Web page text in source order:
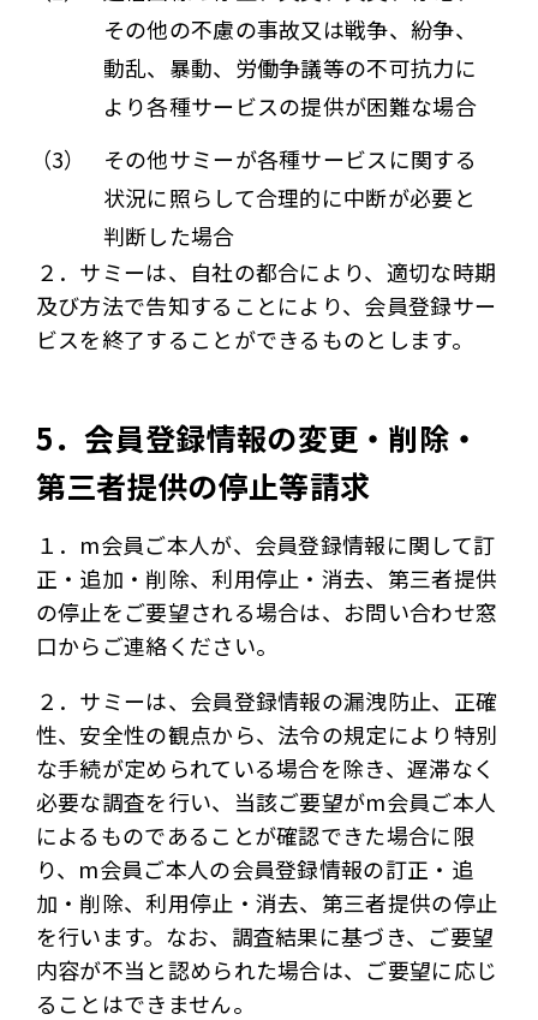
その他の不慮の事故又は戦争、紛争、
動乱、暴動、労働争議等の不可抗力に
より各種サービスの提供が困難な場合
（3）
その他サミーが各種サービスに関する
状況に照らして合理的に中断が必要と
判断した場合
２．サミーは、自社の都合により、適切な時期
及び方法で告知することにより、会員登録サー
ビスを終了することができるものとします。
5．会員登録情報の変更・削除・
第三者提供の停止等請求
１．m会員ご本人が、会員登録情報に関して訂
正・追加・削除、利用停止・消去、第三者提供
の停止をご要望される場合は、お問い合わせ窓
口からご連絡ください。
２．サミーは、会員登録情報の漏洩防止、正確
性、安全性の観点から、法令の規定により特別
な手続が定められている場合を除き、遅滞なく
必要な調査を行い、当該ご要望がm会員ご本人
によるものであることが確認できた場合に限
り、m会員ご本人の会員登録情報の訂正・追
加・削除、利用停止・消去、第三者提供の停止
を行います。なお、調査結果に基づき、ご要望
内容が不当と認められた場合は、ご要望に応じ
ることはできません。